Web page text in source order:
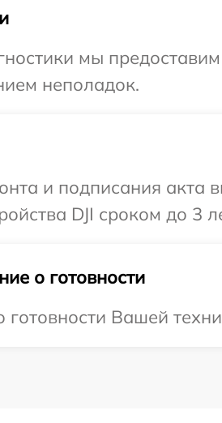
мы
неполадок.
и подписания акта
DJI сроком до 3
о готовности
Вашей